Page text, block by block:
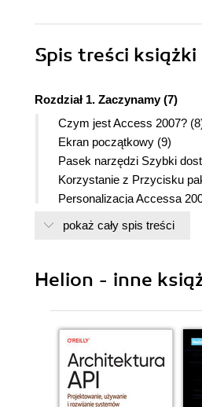
Spis treści książki
Rozdział 1. Zaczynamy (7)
Czym jest Access 2007?
Ekran początkowy (9)
Pasek narzędzi Szybki
Korzystanie z Przycisku
Personalizacja Accessa
Konwersja starszych baz
Pobieranie nowych
Pobieranie nowych
Korzystanie z szablonów
Korzystanie ze wstążki (24)
Korzystanie z Okienka
Korzystanie z systemu
Rozdział 2. Projektowanie
pokaż cały spis treści
Helion - inne